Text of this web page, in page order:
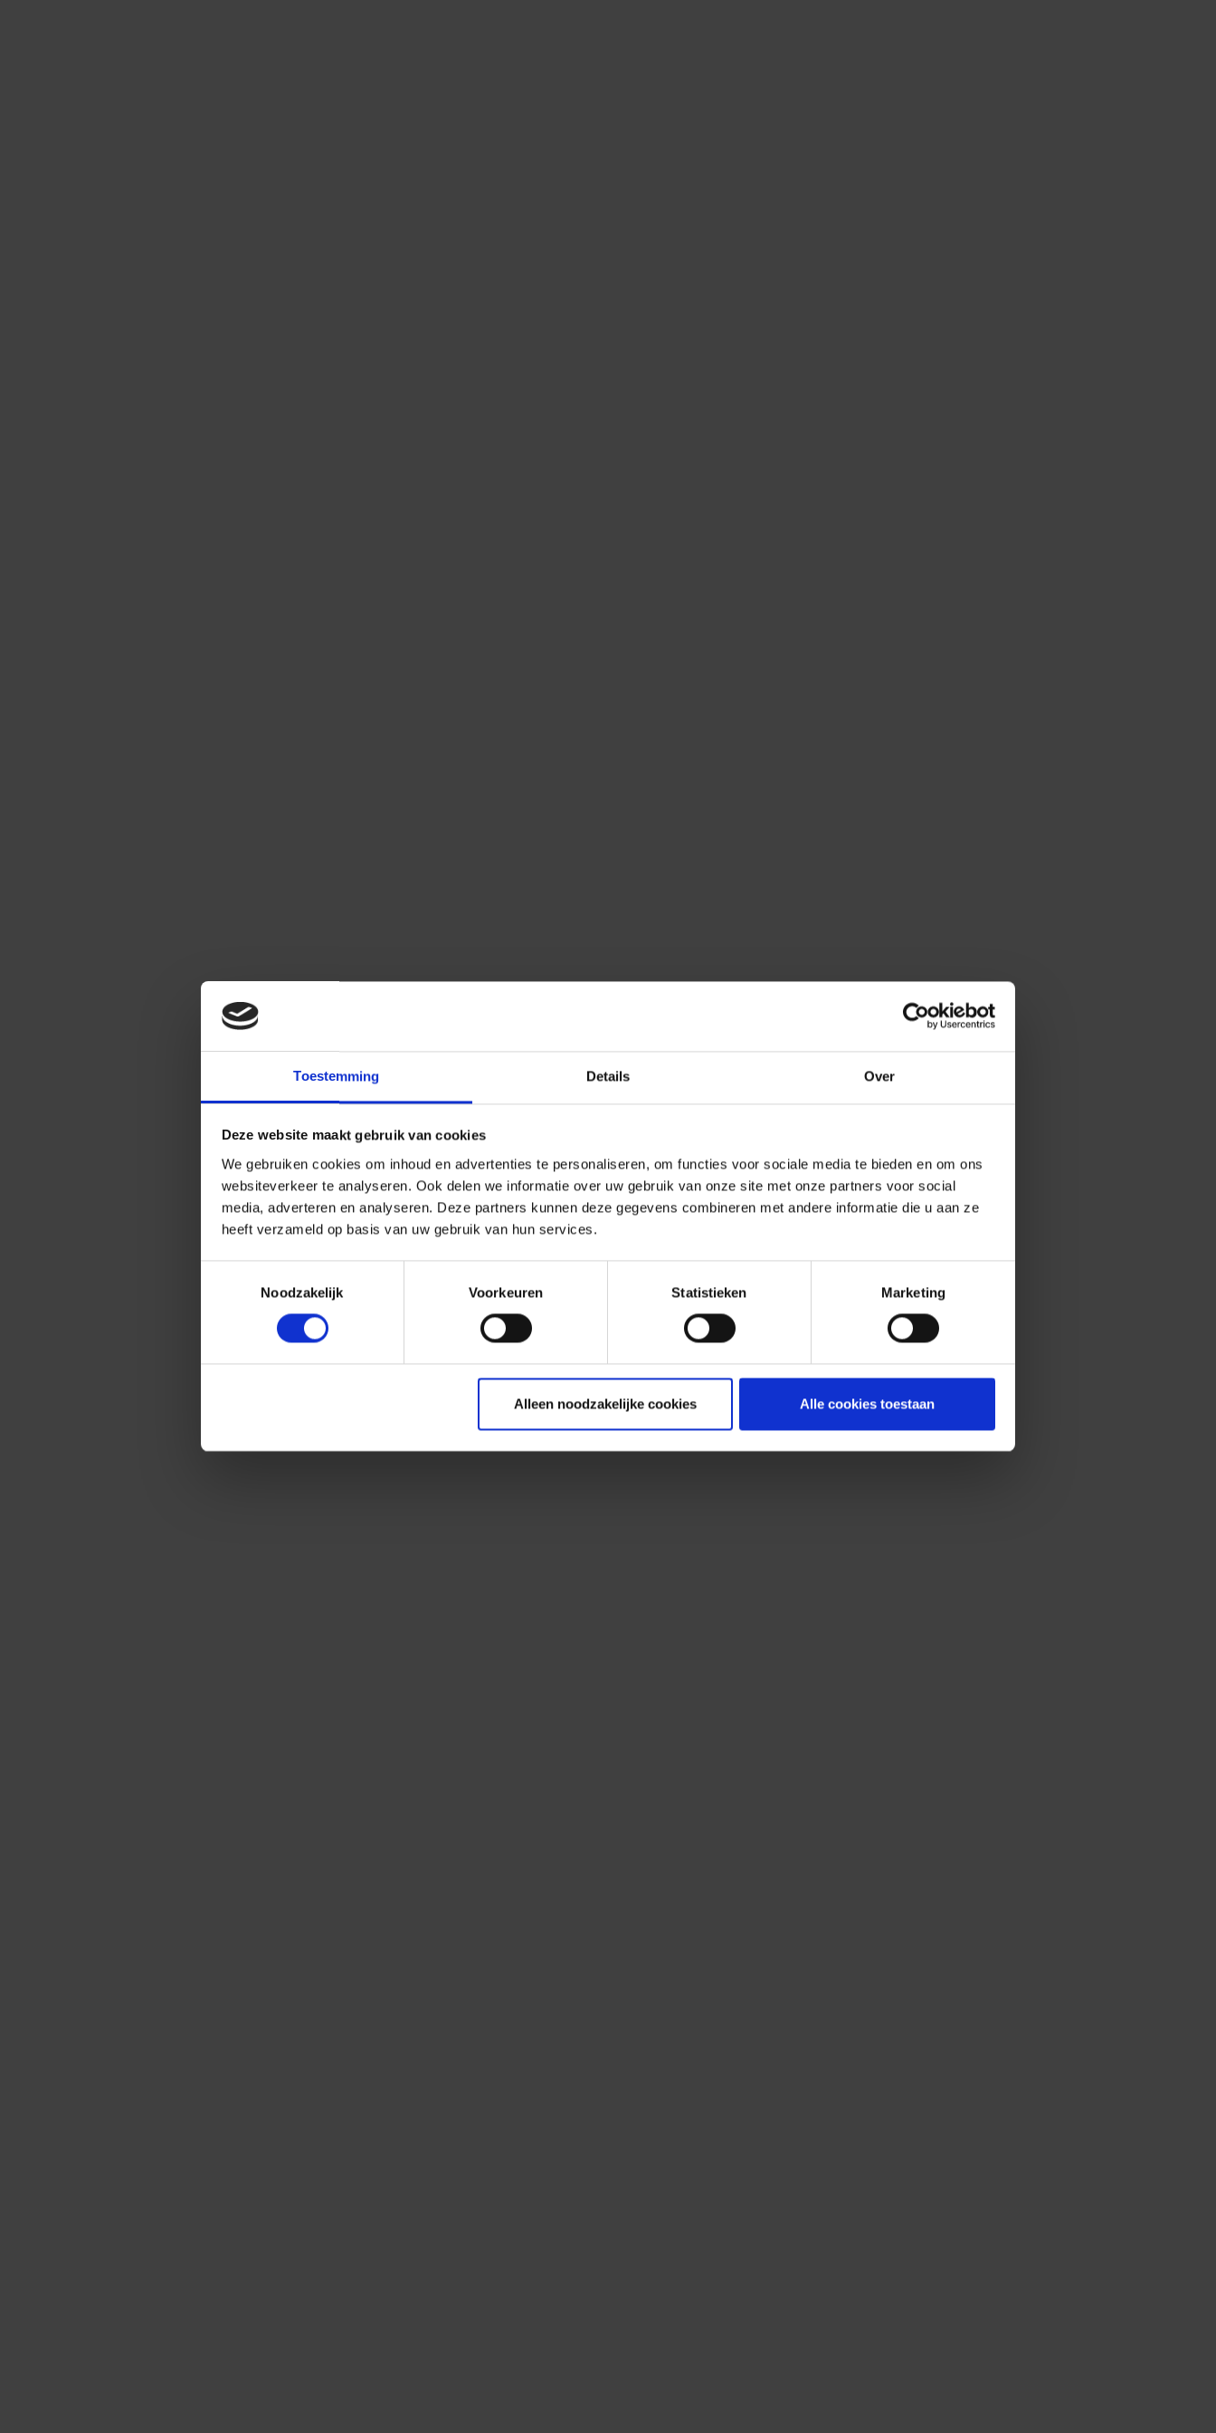
Toestemming Details Over
Deze website maakt gebruik van cookies
We gebruiken cookies om inhoud en advertenties te personaliseren, om functies voor sociale media te bieden en om ons
websiteverkeer te analyseren. Ook delen we informatie over uw gebruik van onze site met onze partners voor social
media, adverteren en analyseren. Deze partners kunnen deze gegevens combineren met andere informatie die u aan ze
heeft verzameld op basis van uw gebruik van hun services.
Noodzakelijk
Voorkeuren Statistieken Marketing
Alleen noodzakelijke cookies Alle cookies toestaan